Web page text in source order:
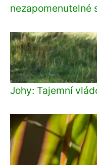
nezapomenutelné
Johy: Tajemní